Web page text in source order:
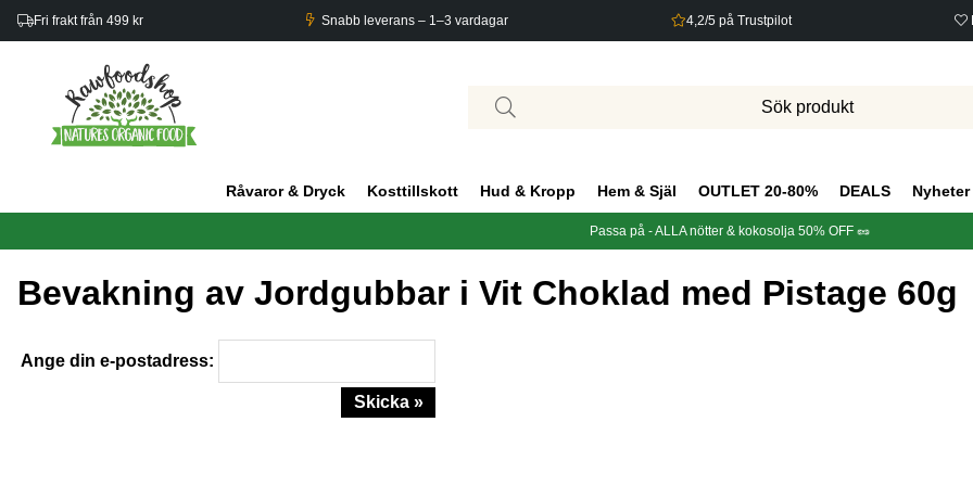
Fri frakt från 499 kr Snabb leverans – 1–3 vardagar 4,2/5 på Trustpilot
Råvaror & Dryck Kosttillskott Hud & Kropp Hem & Själ OUTLET 20-80% DEALS Nyheter
Passa på - ALLA nötter & kokosolja 50% OFF 🥜
Bevakning av Jordgubbar i Vit Choklad med Pistage 60g
Ange din e-postadress:
Skicka »